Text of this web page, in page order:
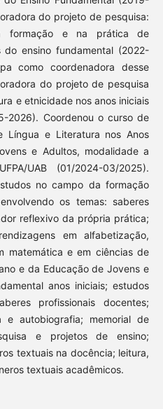
do projeto de pesquisa:
formação e na prática de
do ensino fundamental (2022-
como coordenadora desse
do projeto de pesquisa
e etnicidade nos anos iniciais
2026). Coordenou o curso de
Língua e Literatura nos Anos
e Adultos, modalidade a
UAB (01/2024-03/2025).
no campo da formação
os temas: saberes
reflexivo da própria prática;
em alfabetização,
matemática e em ciências de
e da Educação de Jovens e
anos iniciais; estudos
profissionais docentes;
e autobiografia; memorial de
e projetos de ensino;
textuais na docência; leitura,
textuais acadêmicos.